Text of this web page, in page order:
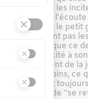
et les
Elle est à
elle posera le petit
dépassant pas
même que ce
l’efficacité à
le roulement de la
qui l’est moins, ce
flexible et
capables de ‘’se